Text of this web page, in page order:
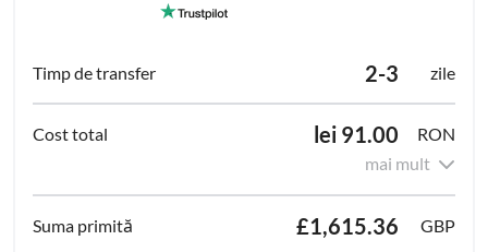
2-3 zile
lei 91.00
RON
mai mult
£1,615.36 GBP